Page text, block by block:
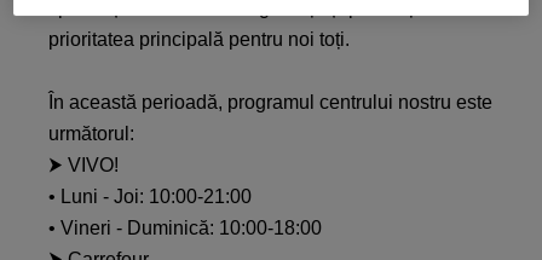
prioritatea principală pentru noi toți.
În această perioadă, programul centrului nostru este
următorul:
⮞ VIVO!
• Luni - Joi: 10:00-21:00
• Vineri - Duminică: 10:00-18:00